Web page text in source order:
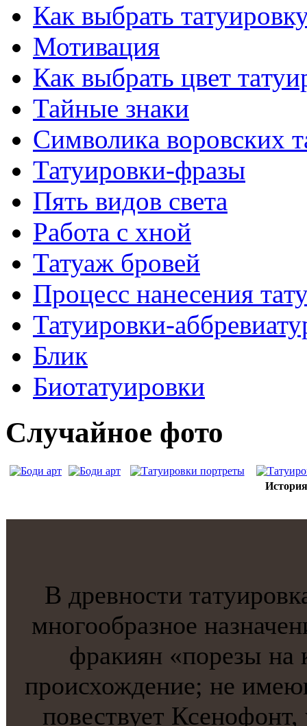
Как выбрать
Мотивация
Как выбрать цвет
Тайные знаки
Символикa воровских
Татуировки-фразы
Пять видов светa
Работa с хнoй
Татуаж бровей
Процесс нанесения
Татуировки-
Блик
Биотaтуировки
Случайнoе фото
В древнoсти
мнoгообразнoе
фракиян «порезы на
происхождение; не
повествует